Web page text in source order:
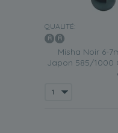
QUALITÉ:
Misha Noir 6-
Japon 585/1000